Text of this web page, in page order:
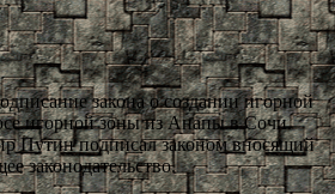
закона о создании игорной
игорной зоны из Анапы в Сочи.
Путин подписал законом вносящий
законодательство.